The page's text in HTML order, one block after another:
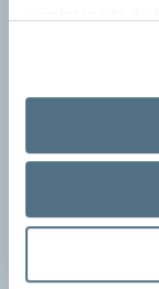
Särskolan
Grundsärskola
stor del i att detta